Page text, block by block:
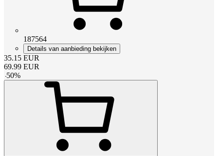
187564
Details van aanbieding bekijken
35.15 EUR
69.99 EUR
-50%